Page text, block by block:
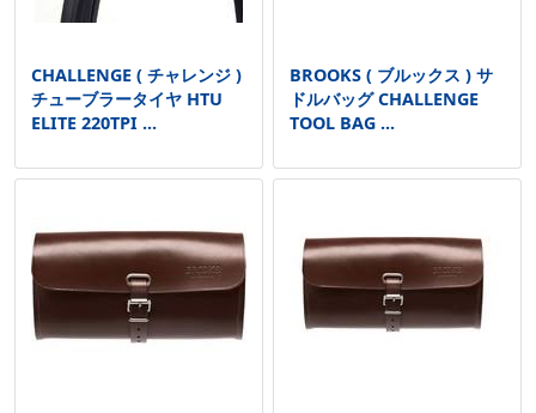
CHALLENGE ( チャレンジ )
チューブラータイヤ HTU
ELITE 220TPI ...
BROOKS ( ブルックス ) サ
ドルバッグ CHALLENGE
TOOL BAG ...